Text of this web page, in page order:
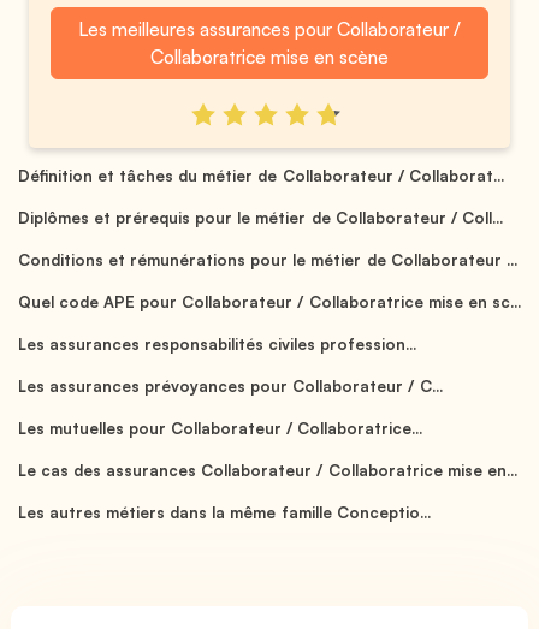
Les meilleures assurances pour Collaborateur /
Collaboratrice mise en scène
Définition et tâches du métier de Collaborateur / Collaborat...
Diplômes et prérequis pour le métier de Collaborateur / Coll...
Conditions et rémunérations pour le métier de Collaborateur ...
Quel code APE pour Collaborateur / Collaboratrice mise en sc...
Les assurances responsabilités civiles profession...
Les assurances prévoyances pour Collaborateur / C...
Les mutuelles pour Collaborateur / Collaboratrice...
Le cas des assurances Collaborateur / Collaboratrice mise en...
Les autres métiers dans la même famille Conceptio...